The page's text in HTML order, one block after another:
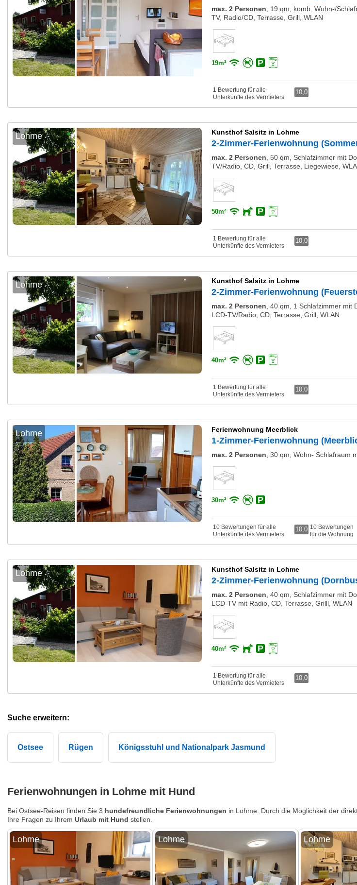
max. 2 Personen
19 qm, komb. Wohn-/
TV, Radio/CD, Terrasse, Grill, WLAN
19m²
1 Bewertung für alle
Unterkünfte des Vermieters
10,0
Lohme Kunsthof Salsitz in Lohme
2-Zimmer-Ferienwohnung
max. 2 Personen 50 qm, Schlafzimmer mit
TV/Radio, CD, Grill, Terrasse, Liegewiese,
50m²
1 Bewertung für alle
Unterkünfte des Vermieters
10,0
Lohme Kunsthof Salsitz in Lohme
2-Zimmer-Ferienwohnung
max. 2 Personen 40 qm, 1 Schlafzimmer mit
LCD-TV/Radio, CD, Terrasse, Grill, WLAN
40m²
1 Bewertung für alle
Unterkünfte des Vermieters
10,0
Lohme Ferienwohnung Meerblick
1-Zimmer-Ferienwohnung
max. 2 Personen 30 qm, Wohn- Schlafraum
30m²
10 Bewertungen für alle
Unterkünfte des Vermieters
10,0 10 Bewertungen
für die Wohnung
Lohme Kunsthof Salsitz in Lohme
2-Zimmer-Ferienwohnung
max. 2 Personen 40 qm, Schlafzimmer mit
LCD-TV mit Radio, CD, Terrasse, Grilll, WLAN
40m²
1 Bewertung für alle
Unterkünfte des Vermieters
10,0
Suche erweitern:
Ostsee Rügen Königsstuhl und Nationalpark Jasmund
Ferienwohnungen in Lohme mit Hund
Bei Ostsee-Reisen finden Sie 3 hundefreundliche Ferienwohnungen in Lohme. Durch die Möglichkeit der
Ihre Fragen zu Ihrem Urlaub mit Hund stellen.
Lohme Lohme Lohme